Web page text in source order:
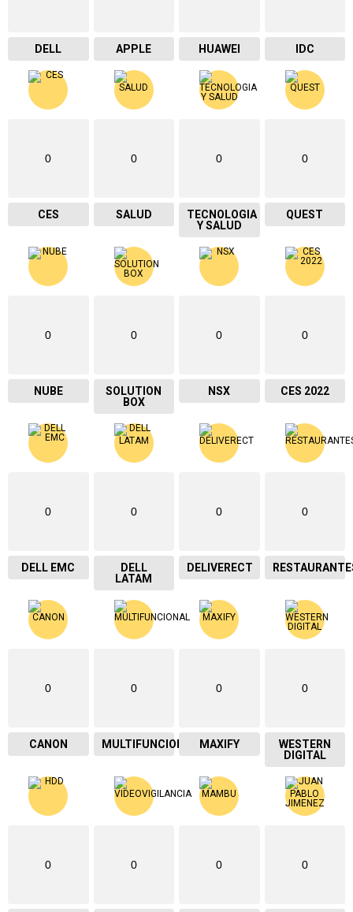
DELL APPLE HUAWEI IDC
0
CES
0
SALUD
0
TECNOLOGIA
Y SALUD
0
QUEST
0
NUBE
0
SOLUTION
BOX
0
NSX
0
CES 2022
0
DELL EMC
0
DELL
LATAM
0
DELIVERECT
0
0
CANON
0
MULTIFUNCIONAL
0
MAXIFY
0
WESTERN
DIGITAL
0 0 0 0